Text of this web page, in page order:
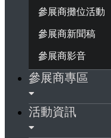
參展商攤位活動
參展商新聞稿
參展商影音
參展商專區
活動資訊